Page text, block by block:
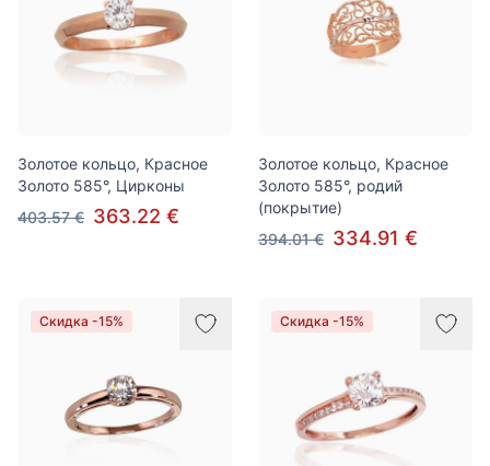
Золотое кольцо, Красное
Золото 585°, Цирконы
403.57 € 363.22 €
Золотое кольцо, Красное
Золото 585°, родий
(покрытие)
394.01 € 334.91 €
Скидка -15% Скидка -15%